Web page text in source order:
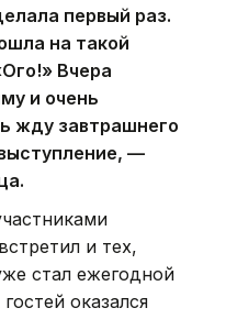
первый раз.
на такой
Вчера
и очень
жду завтрашнего
—
и тех,
стал ежегодной
оказался